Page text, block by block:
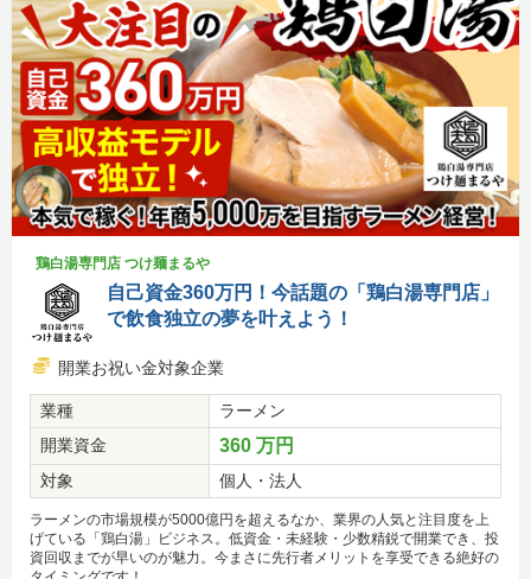
鶏白湯専門店 つけ麺まるや
自己資金360万円！今話題の「鶏白湯専門店」
で飲食独立の夢を叶えよう！
開業お祝い金対象企業
業種
ラーメン
開業資金
360 万円
対象 個人・法人
ラーメンの市場規模が5000億円を超えるなか、業界の人気と注目度を上
げている「鶏白湯」ビジネス。低資金・未経験・少数精鋭で開業でき、投
資回収までが早いのが魅力。今まさに先行者メリットを享受できる絶好の